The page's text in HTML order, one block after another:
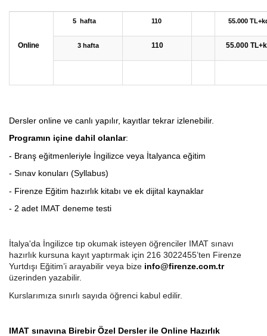
Online
5 hafta 110 55.000
3 hafta 110 55.000
Dersler online ve canlı yapılır, kayıtlar tekrar izlenebilir.
Programın içine dahil olanlar:
- Branş eğitmenleriyle İngilizce veya İtalyanca eğitim
- Sınav konuları (Syllabus)
- Firenze Eğitim hazırlık kitabı ve ek dijital kaynaklar
- 2 adet IMAT deneme testi
İtalya'da İngilizce tıp okumak isteyen öğrenciler IMAT sınavı
hazırlık kursuna kayıt yaptırmak için 216 3022455’ten Firenze
Yurtdışı Eğitim’i arayabilir veya bize info@firenze.com.tr
üzerinden yazabilir.
Kurslarımıza sınırlı sayıda öğrenci kabul edilir.
IMAT sınavına Birebir Özel Dersler ile Online Hazırlık